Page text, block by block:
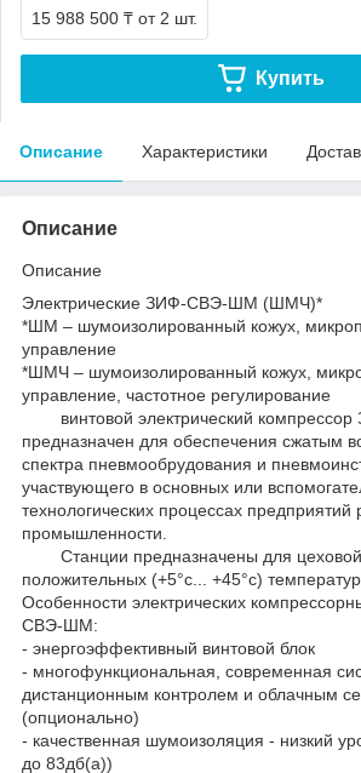
15 988 500 ₸ от 2 шт.
Купить
Описание Характеристики
Описание
Описание
Электрические ЗИФ-СВЭ-ШМ (ШМЧ)*
*ШМ – шумоизолированный кожух,
управление
*ШМЧ – шумоизолированный кожух,
управление, частотное регулирование
винтовой электрический
предназначен для обеспечения сжатым
спектра пневмообрудования и
участвующего в основных или
технологических процессах предприятий
промышленности.
Станции предназначены для цеховой
положительных (+5°с... +45°с)
Особенности электрических
СВЭ-ШМ:
- энергоэффективный винтовой блок
- многофункциональная, современная
дистанционным контролем и облачным
(опционально)
- качественная шумоизоляция - низкий
до 83дб(a))